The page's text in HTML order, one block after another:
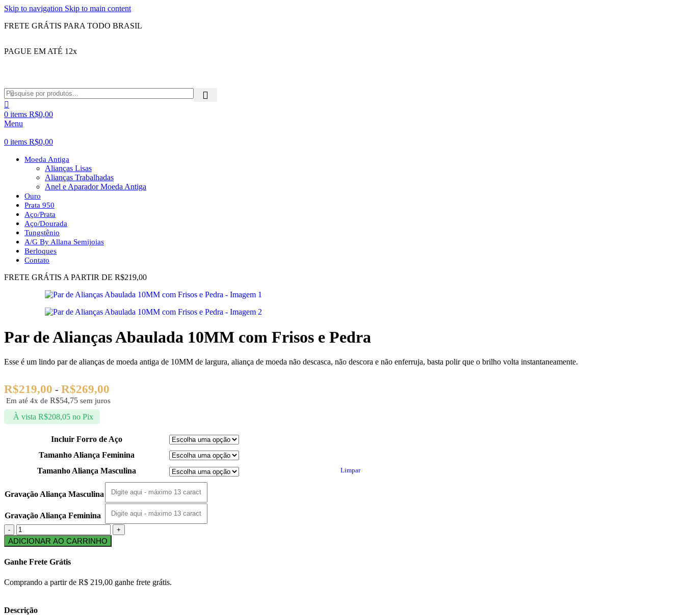
Skip to navigation Skip to main content
FRETE GRÁTIS PARA TODO BRASIL
PAGUE EM ATÉ 12x
0 items R$0,00
Menu
0 items R$0,00
Moeda Antiga
Alianças Lisas
Alianças Trabalhadas
Anel e Aparador Moeda Antiga
Ouro
Prata 950
Aço/Prata
Aço/Dourada
Tungstênio
A/G By Allana Semijoias
Berloques
Contato
FRETE GRÁTIS A PARTIR DE R$219,00
Par de Alianças Abaulada 10MM com Frisos e Pedra
Esse é um lindo par de alianças de moeda antiga de 10MM de largura, aliança de moeda não descasca, não descora e não enferruja, basta polir que o brilho volta instantaneamente.
R$219,00 - R$269,00
Em até 4x de R$54,75 sem juros
À vista R$208,05 no Pix
Incluir Forro de Aço
Tamanho Aliança Feminina
Tamanho Aliança Masculina
Limpar
Gravação Aliança Masculina
Gravação Aliança Feminina
ADICIONAR AO CARRINHO
Ganhe Frete Grátis
Comprando a partir de R$ 219,00 ganhe frete grátis.
Descrição